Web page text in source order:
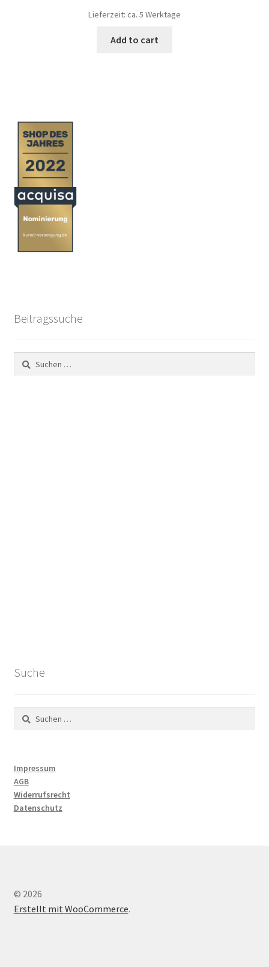
Lieferzeit: ca. 5 Werktage
Add to cart
Beitragssuche
Suchen
nach:
Suche
Suchen
nach:
Impressum
AGB
Widerrufsrecht
Datenschutz
© 2026
Erstellt mit WooCommerce.